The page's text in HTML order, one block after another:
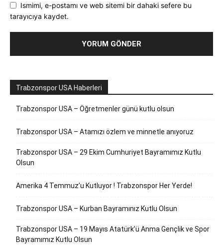
Ismimi, e-postamı ve web sitemi bir dahaki sefere bu
tarayıcıya kaydet.
Trabzonspor USA Haberleri
Trabzonspor USA – Öğretmenler günü kutlu olsun
Trabzonspor USA – Atamızı özlem ve minnetle anıyoruz
Trabzonspor USA – 29 Ekim Cumhuriyet Bayramımız Kutlu
Olsun
Amerika 4 Temmuz’u Kutluyor ! Trabzonspor Her Yerde!
Trabzonspor USA – Kurban Bayramınız Kutlu Olsun
Trabzonspor USA – 19 Mayıs Atatürk’ü Anma Gençlik ve Spor
Bayramımız Kutlu Olsun